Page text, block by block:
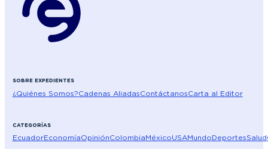
SOBRE EXPEDIENTES
¿Quiénes Somos?Cadenas AliadasContáctanosCarta al Editor
CATEGORÍAS
EcuadorEconomíaOpiniónColombiaMéxicoUSAMundoDeportesSalud